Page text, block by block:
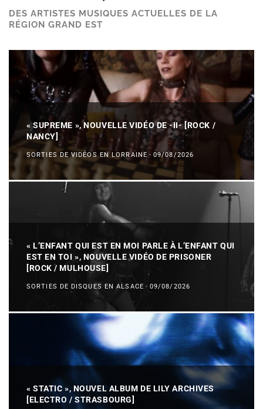
DES ARTISTES MUSIQUES ACTUELLES DE LA
RÉGION GRAND EST
« SUPREME », NOUVELLE VIDÉO DE -II- [ROCK /
NANCY]
SORTIES DE VIDÉOS EN LORRAINE · 09/08/2026
« L’ENFANT QUI EST EN MOI PARLE À L’ENFANT QUI
EST EN TOI », NOUVELLE VIDÉO DE PRISONER
[ROCK / MULHOUSE]
SORTIES DE DISQUES EN ALSACE · 09/08/2026
« STATIC », NOUVEL ALBUM DE LILY ARCHIVES
[ELECTRO / STRASBOURG]